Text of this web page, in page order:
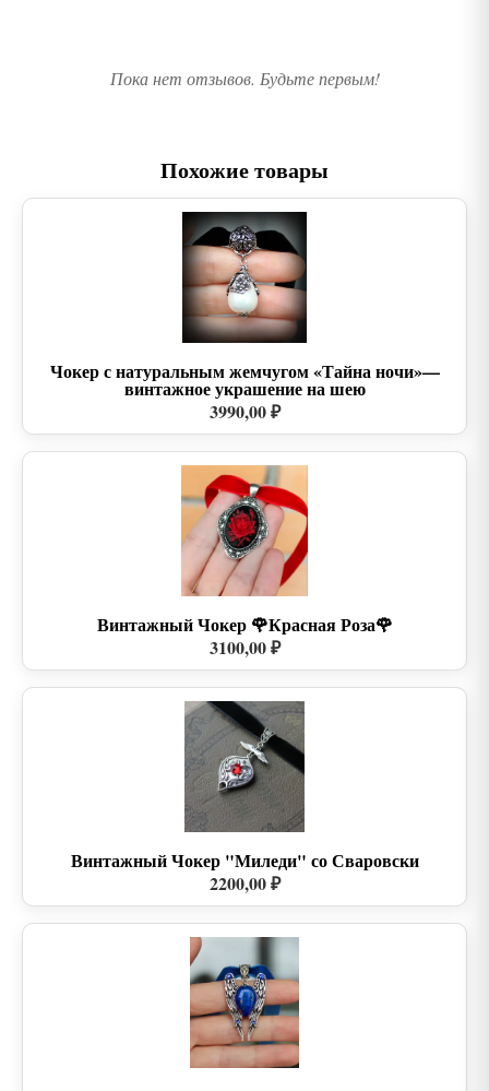
Пока нет отзывов. Будьте первым!
Похожие товары
Чокер с натуральным жемчугом «Тайна ночи»—
винтажное украшение на шею
3990,00 ₽
Винтажный Чокер 🌹Красная Роза🌹
3100,00 ₽
Винтажный Чокер "Миледи" со Сваровски
2200,00 ₽